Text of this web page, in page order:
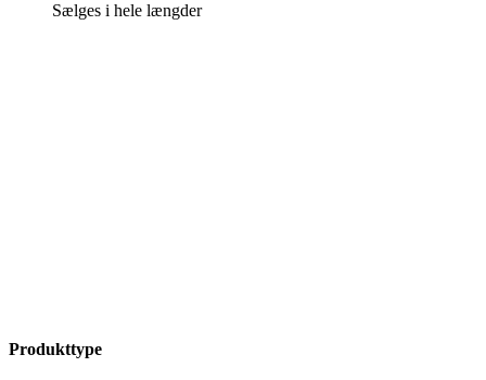
Sælges i hele længder
Produkttype